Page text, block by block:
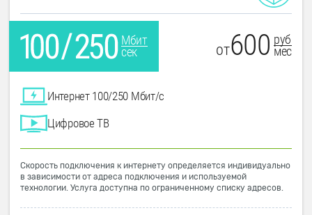
Мбит
сек
от600 руб
мес
Интернет 100/250 Мбит/с
Цифровое ТВ
Скорость подключения к интернету определяется индивидуально
в зависимости от адреса подключения и используемой
технологии. Услуга доступна по ограниченному списку адресов.